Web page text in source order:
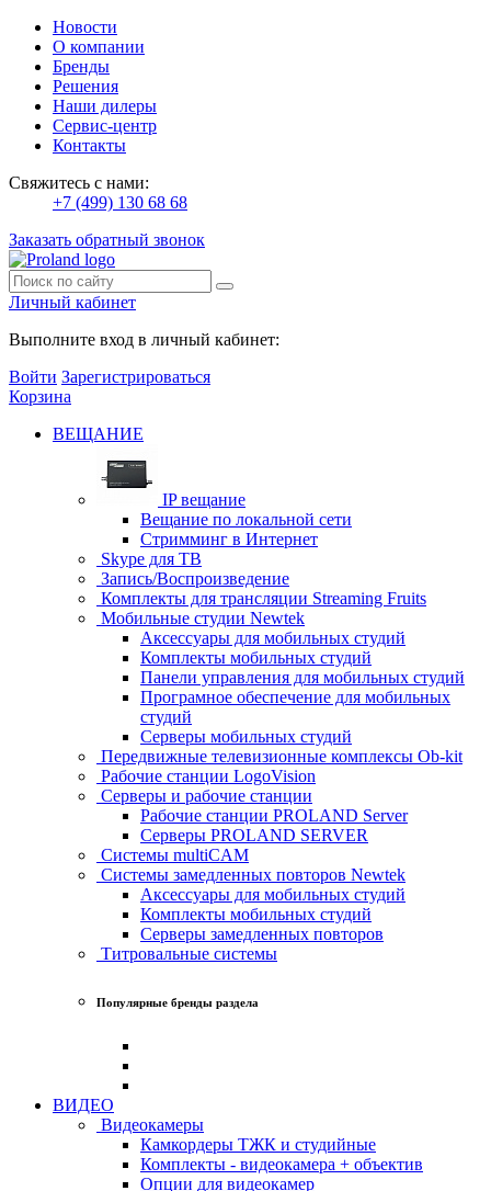
Новости
О компании
Бренды
Решения
Наши дилеры
Сервис-центр
Контакты
Свяжитесь с нами:
+7 (499) 130 68 68
Заказать обратный звонок
Личный кабинет
Выполните вход в личный кабинет:
Войти Зарегистрироваться
Корзина
ВЕЩАНИЕ
IP вещание
Вещание по локальной сети
Стримминг в Интернет
Skype для ТВ
Запись/Воспроизведение
Комплекты для трансляции Streaming Fruits
Мобильные студии Newtek
Аксессуары для мобильных студий
Комплекты мобильных студий
Панели управления для мобильных студий
Програмное обеспечение для мобильных
студий
Серверы мобильных студий
Передвижные телевизионные комплексы Ob-kit
Рабочие станции LogoVision
Серверы и рабочие станции
Рабочие станции PROLAND Server
Серверы PROLAND SERVER
Системы multiCAM
Системы замедленных повторов Newtek
Аксессуары для мобильных студий
Комплекты мобильных студий
Серверы замедленных повторов
Титровальные системы
Популярные бренды раздела
ВИДЕО
Видеокамеры
Камкордеры ТЖК и студийные
Комплекты - видеокамера + объектив
Опции для видеокамер